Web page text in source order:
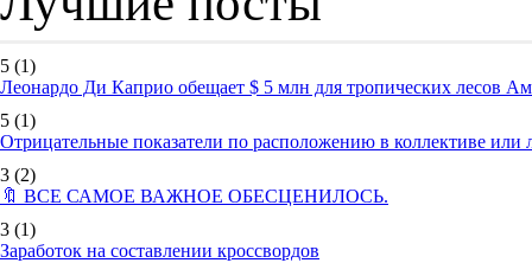
5 (1)
Леонардо Ди Каприо обещает $ 5 млн для тропических лесов
5 (1)
Отрицательные показатели по расположению в коллективе
3 (2)
🔖 ВСЕ САМОЕ ВАЖНОЕ ОБЕСЦЕНИЛОСЬ.
3 (1)
Заработок на составлении кроссвордов